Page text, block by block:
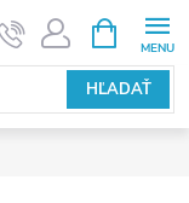
HĽADAŤ
KOŠÍK